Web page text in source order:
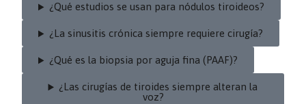
¿Qué estudios se usan para nódulos tiroideos?
¿La sinusitis crónica siempre requiere cirugía?
¿Qué es la biopsia por aguja fina (PAAF)?
¿Las cirugías de tiroides siempre alteran la
voz?